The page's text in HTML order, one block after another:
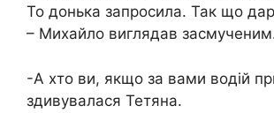
То донька запросила. Так що
– Михайло виглядав
-А хто ви, якщо за вами водій
здивувалася Тетяна.